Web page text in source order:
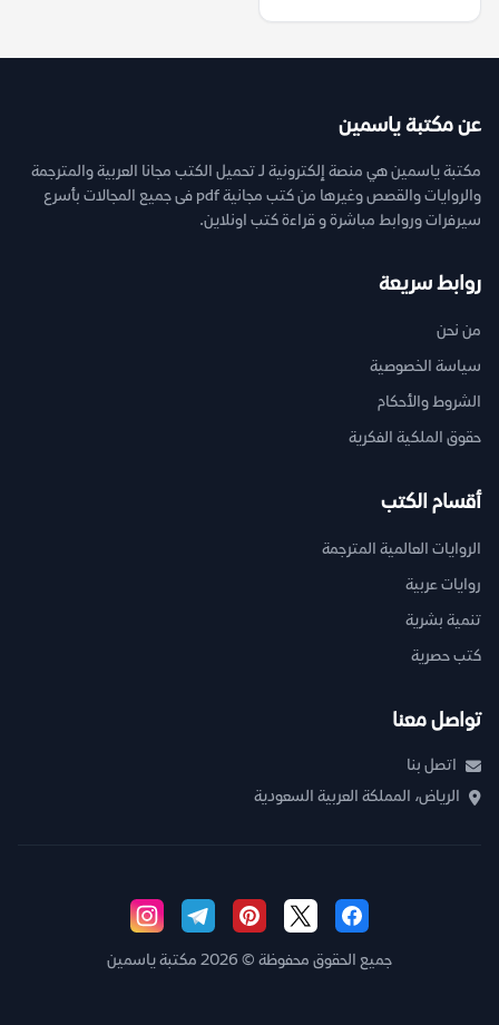
عن مكتبة ياسمين
مكتبة ياسمين هي منصة إلكترونية لـ تحميل الكتب مجانا العربية والمترجمة
والروايات والقصص وغيرها من كتب مجانية pdf فى جميع المجالات بأسرع
سيرفرات وروابط مباشرة و قراءة كتب اونلاين.
روابط سريعة
من نحن
سياسة الخصوصية
الشروط والأحكام
حقوق الملكية الفكرية
أقسام الكتب
الروايات العالمية المترجمة
روايات عربية
تنمية بشرية
كتب حصرية
تواصل معنا
اتصل بنا
الرياض، المملكة العربية السعودية
جميع الحقوق محفوظة © 2026 مكتبة ياسمين